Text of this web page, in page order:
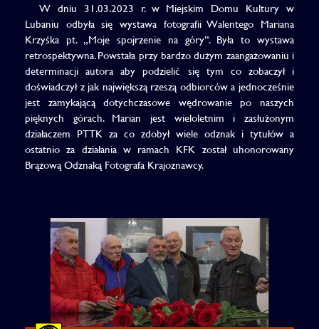
W dniu 31.03.2023 r. w Miejskim Domu Kultury w
Lubaniu odbyła się wystawa fotografii Walentego Mariana
Krzyśka pt. „Moje spojrzenie na góry”. Była to wystawa
retrospektywna. Powstała przy bardzo dużym zaangażowaniu i
determinacji autora aby podzielić się tym co zobaczył i
doświadczył z jak największą rzeszą odbiorców a jednocześnie
jest zamykającą dotychczasowe wędrowanie po naszych
pięknych górach. Marian jest wieloletnim i zasłużonym
działaczem PTTK za co zdobył wiele odznak i tytułów a
ostatnio za działania w ramach KFK został uhonorowany
Brązową Odznaką Fotografa Krajoznawcy.